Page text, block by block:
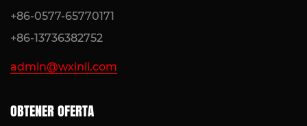
+86-0577-65770171
+86-13736382752
admin@wxinli.com
OBTENER OFERTA